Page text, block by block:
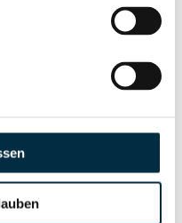
Vollständiges
Unternehmensprofil
Vollständiges
Unternehmensprofil
anfragen